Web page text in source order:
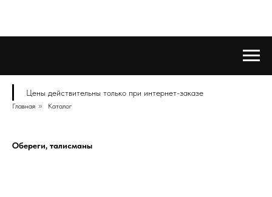
Цены действительны только при интернет-заказе
Главная » Каталог
Обереги, талисманы